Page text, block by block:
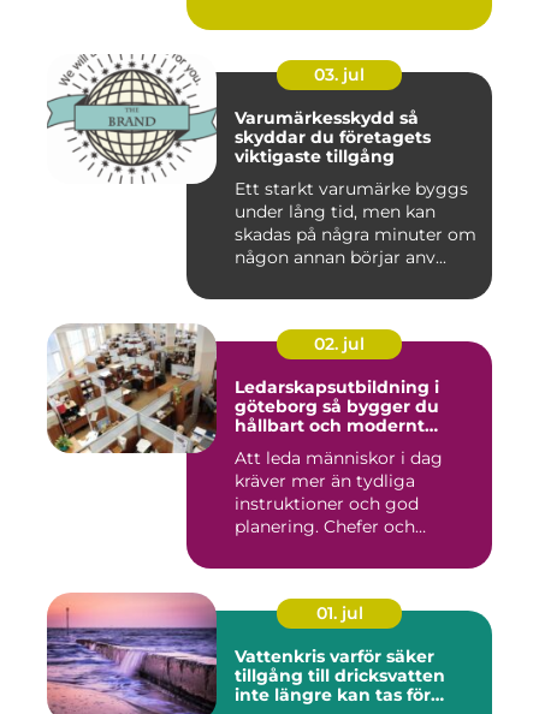
03. jul
Varumärkesskydd så
skyddar du företagets
viktigaste tillgång
Ett starkt varumärke byggs
under lång tid, men kan
skadas på några minuter om
någon annan börjar anv...
02. jul
Ledarskapsutbildning i
göteborg så bygger du
hållbart och modernt
Att leda människor i dag
kräver mer än tydliga
instruktioner och god
planering. Chefer och
01. jul
Vattenkris varför säker
tillgång till dricksvatten
inte längre kan tas för